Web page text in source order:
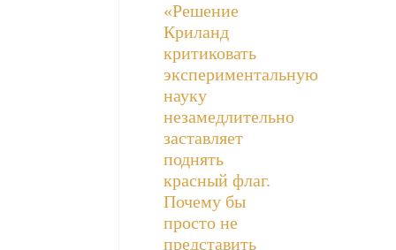
«Решение
Криланд
критиковать
экспериментальную
науку
незамедлительно
заставляет
поднять
красный флаг.
Почему бы
просто не
представить